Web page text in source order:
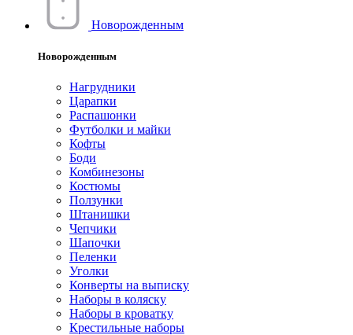
Новорожденным
Новорожденным
Нагрудники
Царапки
Распашонки
Футболки и майки
Кофты
Боди
Комбинезоны
Костюмы
Ползунки
Штанишки
Чепчики
Шапочки
Пеленки
Уголки
Конверты на выписку
Наборы в коляску
Наборы в кроватку
Крестильные наборы